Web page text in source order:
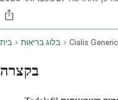
בית בלוג בריאות Cialis
בקצרה